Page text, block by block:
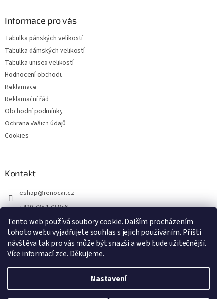
Tento web používá soubory cookie. Dalším procházením
tohoto webu vyjadřujete souhlas s jejich používáním. Příští
návštěva tak pro vás může být snazší a web bude užitečnější.
Více informací zde. Děkujeme.
Nastavení
Informace pro vás
Tabulka pánských velikostí
Tabulka dámských velikostí
Tabulka unisex velikostí
Hodnocení obchodu
Reklamace
Reklamační řád
Obchodní podmínky
Ochrana Vašich údajů
Cookies
Kontakt
eshop@renocar.cz
+420 735 172 856
Přidejte se k nám!
renocar_a.s